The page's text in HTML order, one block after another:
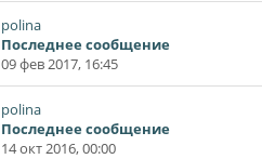
polina
Последнее сообщение
09 фев 2017, 16:45
polina
Последнее сообщение
14 окт 2016, 00:00